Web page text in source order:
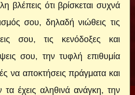
βλέπεις ότι βρίσκεται συχνά
σου, δηλαδή νιώθεις τις
σου, τις κενόδοξες και
σου, την τυφλή επιθυμία
να αποκτήσεις πράγματα και
έχεις αληθινά ανάγκη, την